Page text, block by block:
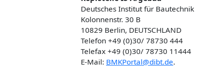
Deutsches Institut für Bautechnik
Kolonnenstr. 30 B
10829 Berlin, DEUTSCHLAND
Telefon +49 (0)30/ 78730 444
Telefax +49 (0)30/ 78730 11444
E-Mail: BMKPortal@dibt.de.